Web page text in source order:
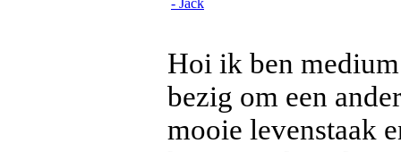
Hoi ik ben
bezig om een
mooie levenstaak